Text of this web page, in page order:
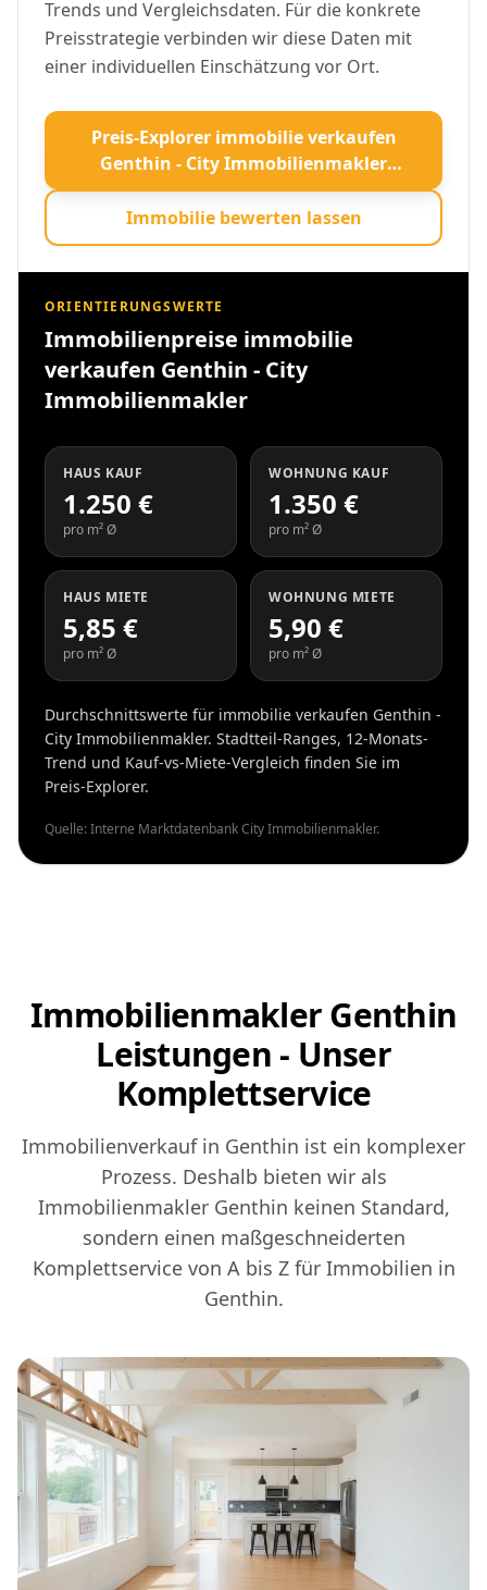
Trends und Vergleichsdaten. Für die konkrete
Preisstrategie verbinden wir diese Daten mit
einer individuellen Einschätzung vor Ort.
Preis-Explorer immobilie verkaufen
Genthin - City Immobilienmakler
öffnen
Immobilie bewerten lassen
ORIENTIERUNGSWERTE
Immobilienpreise immobilie
verkaufen Genthin - City
Immobilienmakler
HAUS KAUF
1.250 €
pro m² Ø
WOHNUNG KAUF
1.350 €
pro m² Ø
HAUS MIETE
5,85 €
pro m² Ø
WOHNUNG MIETE
5,90 €
pro m² Ø
Durchschnittswerte für immobilie verkaufen Genthin -
City Immobilienmakler. Stadtteil-Ranges, 12-Monats-
Trend und Kauf-vs-Miete-Vergleich finden Sie im
Preis-Explorer.
Quelle: Interne Marktdatenbank City Immobilienmakler.
Immobilienmakler Genthin
Leistungen - Unser
Komplettservice
Immobilienverkauf in Genthin ist ein komplexer
Prozess. Deshalb bieten wir als
Immobilienmakler Genthin keinen Standard,
sondern einen maßgeschneiderten
Komplettservice von A bis Z für Immobilien in
Genthin.